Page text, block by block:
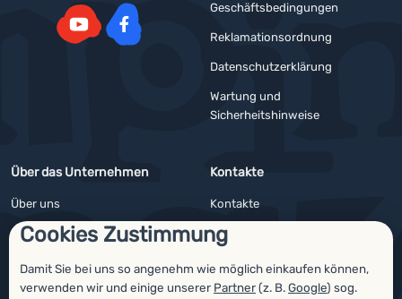
Cookies Zustimmung
Damit Sie bei uns so angenehm wie möglich einkaufen können,
verwenden wir und einige unserer Partner(z. B.Google) sog.
Geschäftsbedingungen
Reklamationsordnung
Datenschutzerklärung
Wartung und
Sicherheitshinweise
Über das Unternehmen
Über uns
Impressum
4camping4nature
Unsere Tester
Kontakte
Kontakte
Angebote für Firmen und Vereine
Newsletter